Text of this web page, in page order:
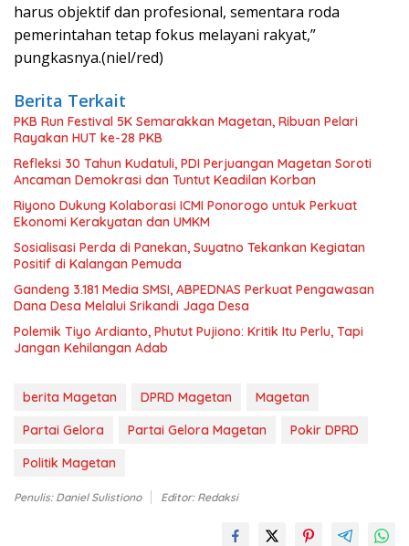
harus objektif dan profesional, sementara roda
pemerintahan tetap fokus melayani rakyat,”
pungkasnya.(niel/red)
Berita Terkait
PKB Run Festival 5K Semarakkan Magetan, Ribuan Pelari
Rayakan HUT ke-28 PKB
Refleksi 30 Tahun Kudatuli, PDI Perjuangan Magetan Soroti
Ancaman Demokrasi dan Tuntut Keadilan Korban
Riyono Dukung Kolaborasi ICMI Ponorogo untuk Perkuat
Ekonomi Kerakyatan dan UMKM
Sosialisasi Perda di Panekan, Suyatno Tekankan Kegiatan
Positif di Kalangan Pemuda
Gandeng 3.181 Media SMSI, ABPEDNAS Perkuat Pengawasan
Dana Desa Melalui Srikandi Jaga Desa
Polemik Tiyo Ardianto, Phutut Pujiono: Kritik Itu Perlu, Tapi
Jangan Kehilangan Adab
berita Magetan DPRD Magetan
Magetan
Partai Gelora
Partai Gelora Magetan
Pokir DPRD
Politik Magetan
Penulis: Daniel Sulistiono Editor: Redaksi